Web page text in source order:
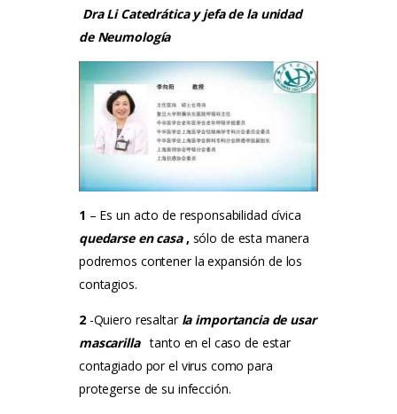
Dra Li Catedrática y jefa de la unidad
de Neumología
1 – Es un acto de responsabilidad cívica
quedarse en casa, sólo de esta manera
podremos contener la expansión de los
contagios.
2-Quiero resaltarla importancia de usar
mascarillatanto en el caso de estar
contagiado por el virus como para
protegerse de su infección.